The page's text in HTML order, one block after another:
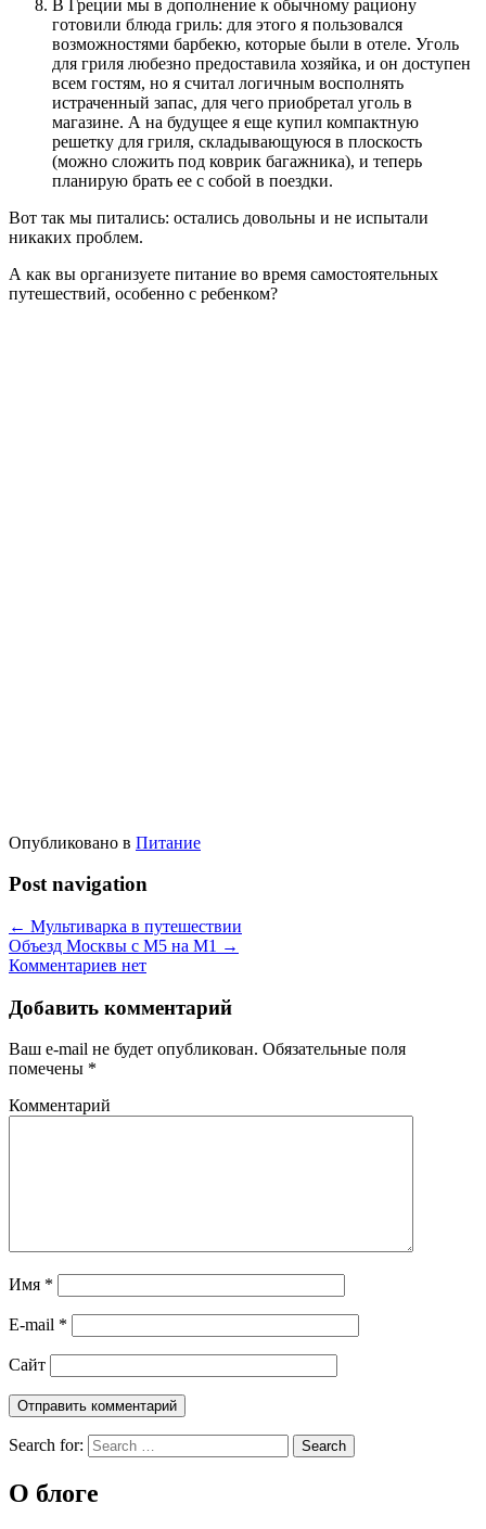
В Греции мы в дополнение к обычному рациону
готовили блюда гриль: для этого я пользовался
возможностями барбекю, которые были в отеле. Уголь
для гриля любезно предоставила хозяйка, и он доступен
всем гостям, но я считал логичным восполнять
истраченный запас, для чего приобретал уголь в
магазине. А на будущее я еще купил компактную
решетку для гриля, складывающуюся в плоскость
(можно сложить под коврик багажника), и теперь
планирую брать ее с собой в поездки.
Вот так мы питались: остались довольны и не испытали
никаких проблем.
А как вы организуете питание во время самостоятельных
путешествий, особенно с ребенком?
Опубликовано в Питание
Post navigation
← Мультиварка в путешествии
Объезд Москвы с М5 на М1 →
Комментариев нет
Добавить комментарий
Ваш e-mail не будет опубликован. Обязательные поля
помечены *
Комментарий
Имя *
E-mail *
Сайт
Search for:
О блоге